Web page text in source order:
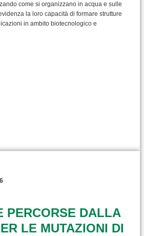
come si organizzano in acqua e sulle
la loro capacità di formare strutture
in ambito biotecnologico e
PERCORSE DALLA
LE MUTAZIONI DI